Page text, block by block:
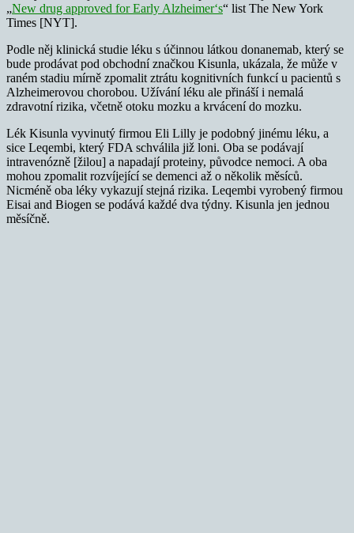
„New drug approved for Early Alzheimer‘s“ list The New York
Times [NYT].
Podle něj klinická studie léku s účinnou látkou donanemab, který se
bude prodávat pod obchodní značkou Kisunla, ukázala, že může v
raném stadiu mírně zpomalit ztrátu kognitivních funkcí u pacientů s
Alzheimerovou chorobou. Užívání léku ale přináší i nemalá
zdravotní rizika, včetně otoku mozku a krvácení do mozku.
Lék Kisunla vyvinutý firmou Eli Lilly je podobný jinému léku, a
sice Leqembi, který FDA schválila již loni. Oba se podávají
intravenózně [žilou] a napadají proteiny, původce nemoci. A oba
mohou zpomalit rozvíjející se demenci až o několik měsíců.
Nicméně oba léky vykazují stejná rizika. Leqembi vyrobený firmou
Eisai and Biogen se podává každé dva týdny. Kisunla jen jednou
měsíčně.